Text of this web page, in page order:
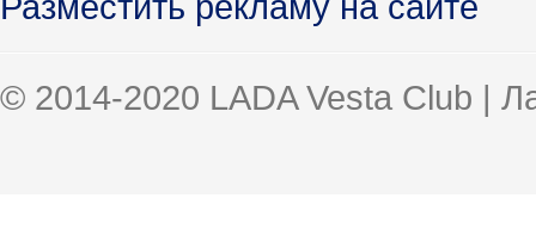
© 2014-2020 LADA Vesta Club |